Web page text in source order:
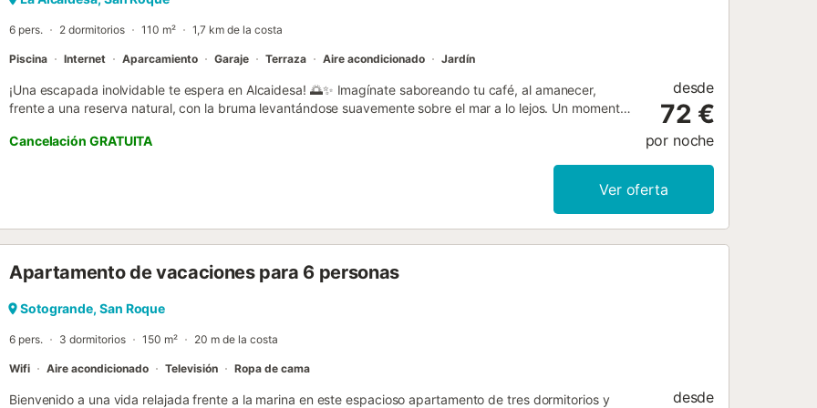
6 pers. 2 dormitorios 110 m² 1,7 km de la costa
Piscina Internet Aparcamiento Garaje Terraza Aire acondicionado Jardín
¡Una escapada inolvidable te espera en Alcaidesa! 🌅✨ Imagínate saboreando tu café, al amanecer,
frente a una reserva natural, con la bruma levantándose suavemente sobre el mar a lo lejos. Un momento
en la casa club del campo de golf de Alcaidesa antes de continuar tu día con calma. 🏌️‍♀️🍸 ¿Y para
terminar con broche de oro? Una tarde de relax en la playa seguida de una cena en el chiringuito de
Alcaidesa, a solo 8 minutos en coche. Todo el encanto de la Costa del Sol reunido en un solo lugar. 🏖️🍹
cómodas habitaciones y un sofá cama. Perfecto para unas vacaciones de ensueño entre amigos o en
La Duquesa en Manilva. Se solicita una fianza para este apartamento. El importe se indica antes de la
Cancelación GRATUITA
desde
72 €
por noche
Ver oferta
Apartamento de vacaciones para 6 personas
Sotogrande, San Roque
6 pers. 3 dormitorios 150 m² 20 m de la costa
Wifi Aire acondicionado Televisión Ropa de cama
Bienvenido a una vida relajada frente a la marina en este espacioso apartamento de tres dormitorios y
desde